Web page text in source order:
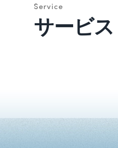
Service
サービス